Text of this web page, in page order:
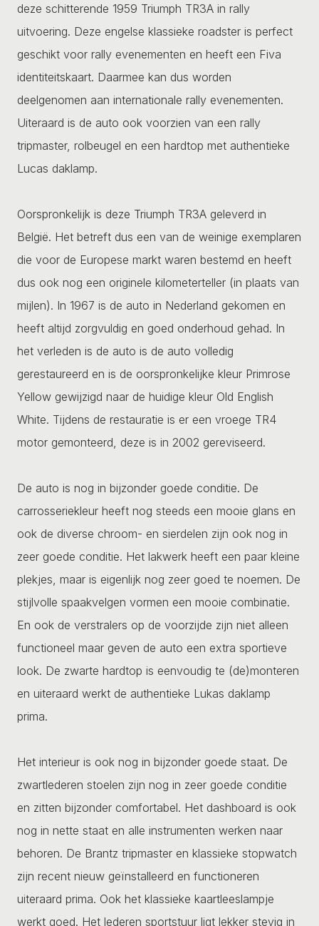
deze schitterende 1959 Triumph TR3A in rally
uitvoering. Deze engelse klassieke roadster is perfect
geschikt voor rally evenementen en heeft een Fiva
identiteitskaart. Daarmee kan dus worden
deelgenomen aan internationale rally evenementen.
Uiteraard is de auto ook voorzien van een rally
tripmaster, rolbeugel en een hardtop met authentieke
Lucas daklamp.
Oorspronkelijk is deze Triumph TR3A geleverd in
België. Het betreft dus een van de weinige exemplaren
die voor de Europese markt waren bestemd en heeft
dus ook nog een originele kilometerteller (in plaats van
mijlen). In 1967 is de auto in Nederland gekomen en
heeft altijd zorgvuldig en goed onderhoud gehad. In
het verleden is de auto is de auto volledig
gerestaureerd en is de oorspronkelijke kleur Primrose
Yellow gewijzigd naar de huidige kleur Old English
White. Tijdens de restauratie is er een vroege TR4
motor gemonteerd, deze is in 2002 gereviseerd.
De auto is nog in bijzonder goede conditie. De
carrosseriekleur heeft nog steeds een mooie glans en
ook de diverse chroom- en sierdelen zijn ook nog in
zeer goede conditie. Het lakwerk heeft een paar kleine
plekjes, maar is eigenlijk nog zeer goed te noemen. De
stijlvolle spaakvelgen vormen een mooie combinatie.
En ook de verstralers op de voorzijde zijn niet alleen
functioneel maar geven de auto een extra sportieve
look. De zwarte hardtop is eenvoudig te (de)monteren
en uiteraard werkt de authentieke Lukas daklamp
prima.
Het interieur is ook nog in bijzonder goede staat. De
zwartlederen stoelen zijn nog in zeer goede conditie
en zitten bijzonder comfortabel. Het dashboard is ook
nog in nette staat en alle instrumenten werken naar
behoren. De Brantz tripmaster en klassieke stopwatch
zijn recent nieuw geïnstalleerd en functioneren
uiteraard prima. Ook het klassieke kaartleeslampje
werkt goed. Het lederen sportstuur ligt lekker stevig in